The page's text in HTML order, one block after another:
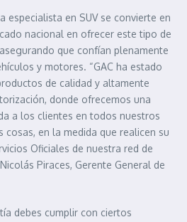
especialista en SUV se convierte en
nacional en ofrecer este tipo de
que confían plenamente
y motores. “GAC ha estado
de calidad y altamente
donde ofrecemos una
a los clientes en todos nuestros
cosas, en la medida que realicen su
Oficiales de nuestra red de
Piraces, Gerente General de
debes cumplir con ciertos